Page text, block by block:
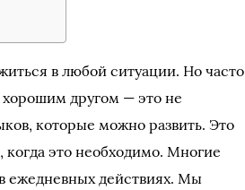
в любой ситуации. Но часто
хорошим другом — это не
которые можно развить. Это
это необходимо. Многие
ежедневных действиях. Мы